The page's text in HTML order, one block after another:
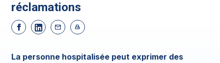
réclamations
La personne hospitalisée peut exprimer des